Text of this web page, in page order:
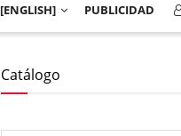
[ENGLISH] PUBLICIDAD
Catálogo